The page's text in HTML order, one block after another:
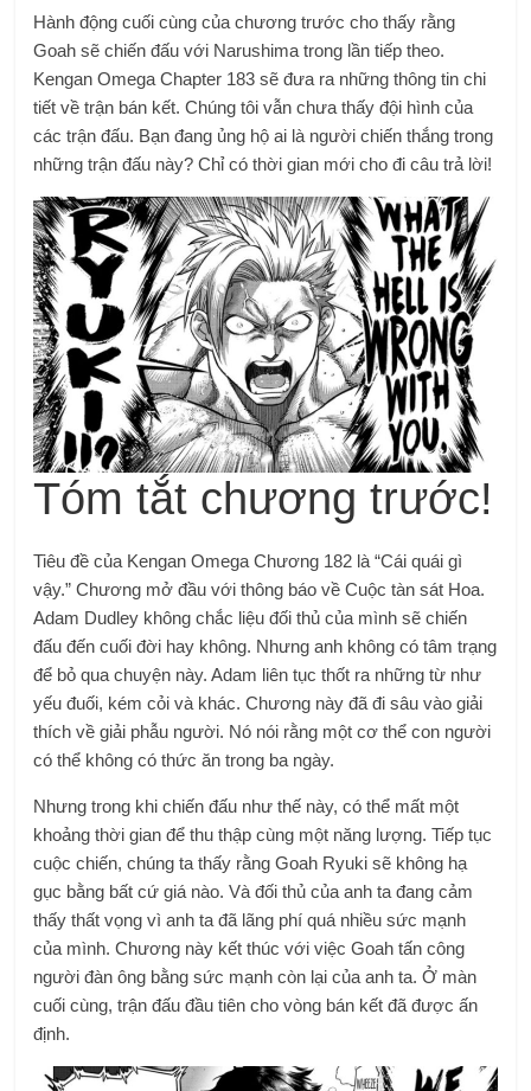
Hành động cuối cùng của chương trước cho thấy rằng
Goah sẽ chiến đấu với Narushima trong lần tiếp theo.
Kengan Omega Chapter 183 sẽ đưa ra những thông tin chi
tiết về trận bán kết. Chúng tôi vẫn chưa thấy đội hình của
các trận đấu. Bạn đang ủng hộ ai là người chiến thắng trong
những trận đấu này? Chỉ có thời gian mới cho đi câu trả lời!
Tóm tắt chương trước!
Tiêu đề của Kengan Omega Chương 182 là “Cái quái gì
vậy.” Chương mở đầu với thông báo về Cuộc tàn sát Hoa.
Adam Dudley không chắc liệu đối thủ của mình sẽ chiến
đấu đến cuối đời hay không. Nhưng anh không có tâm trạng
để bỏ qua chuyện này. Adam liên tục thốt ra những từ như
yếu đuối, kém cỏi và khác. Chương này đã đi sâu vào giải
thích về giải phẫu người. Nó nói rằng một cơ thể con người
có thể không có thức ăn trong ba ngày.
Nhưng trong khi chiến đấu như thế này, có thể mất một
khoảng thời gian để thu thập cùng một năng lượng. Tiếp tục
cuộc chiến, chúng ta thấy rằng Goah Ryuki sẽ không hạ
gục bằng bất cứ giá nào. Và đối thủ của anh ta đang cảm
thấy thất vọng vì anh ta đã lãng phí quá nhiều sức mạnh
của mình. Chương này kết thúc với việc Goah tấn công
người đàn ông bằng sức mạnh còn lại của anh ta. Ở màn
cuối cùng, trận đấu đầu tiên cho vòng bán kết đã được ấn
định.